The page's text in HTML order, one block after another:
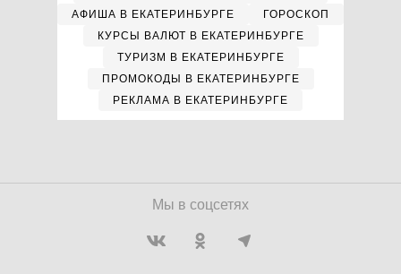
АФИША В ЕКАТЕРИНБУРГЕ
ГОРОСКОП
КУРСЫ ВАЛЮТ В ЕКАТЕРИНБУРГЕ
ТУРИЗМ В ЕКАТЕРИНБУРГЕ
ПРОМОКОДЫ В ЕКАТЕРИНБУРГЕ
РЕКЛАМА В ЕКАТЕРИНБУРГЕ
Мы в соцсетях